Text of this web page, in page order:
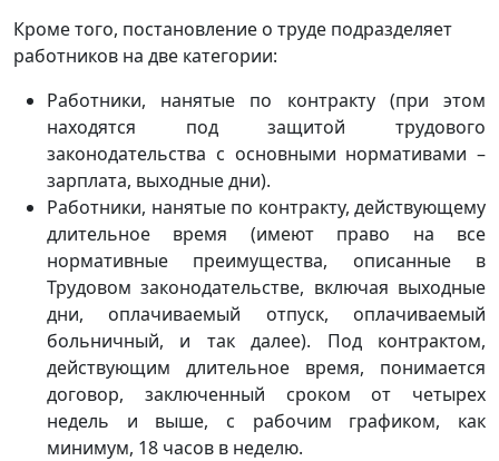
Кроме того, постановление о труде подразделяет
работников на две категории:
Работники, нанятые по контракту (при этом
находятся под защитой трудового
законодательства с основными нормативами –
зарплата, выходные дни).
Работники, нанятые по контракту, действующему
длительное время (имеют право на все
нормативные преимущества, описанные в
Трудовом законодательстве, включая выходные
дни, оплачиваемый отпуск, оплачиваемый
больничный, и так далее). Под контрактом,
действующим длительное время, понимается
договор, заключенный сроком от четырех
недель и выше, с рабочим графиком, как
минимум, 18 часов в неделю.